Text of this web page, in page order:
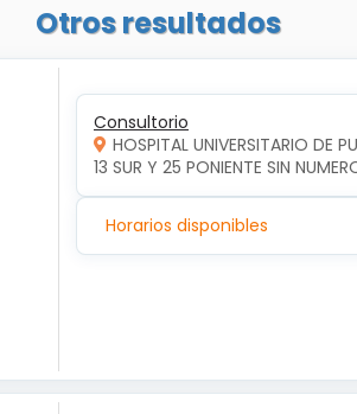
Otros resultados
Consultorio
HOSPITAL UNIVERSITARIO DE
13 SUR Y 25 PONIENTE SIN
Horarios disponibles